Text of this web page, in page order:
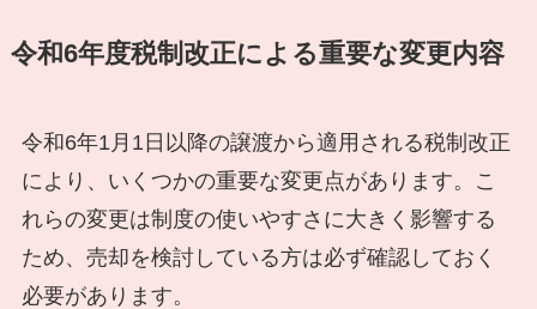
令和6年度税制改正による重要な変更内容
令和6年1月1日以降の譲渡から適用される税制改正
により、いくつかの重要な変更点があります。こ
れらの変更は制度の使いやすさに大きく影響する
ため、売却を検討している方は必ず確認しておく
必要があります。